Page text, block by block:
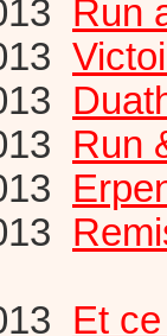
Run
Run
Et